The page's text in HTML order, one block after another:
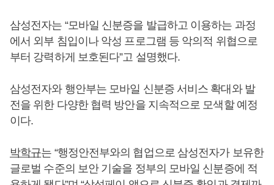
삼성전자는 “모바일 신분증을 발급하고 이용하는 과정
에서 외부 침입이나 악성 프로그램 등 악의적 위협으로
부터 강력하게 보호된다”고 설명했다.
삼성전자와 행안부는 모바일 신분증 서비스 확대와 발
전을 위한 다양한 협력 방안을 지속적으로 모색할 예정
이다.
박학규는 “행정안전부와의 협업으로 삼성전자가 보유한
글로벌 수준의 보안 기술을 정부의 모바일 신분증에 적